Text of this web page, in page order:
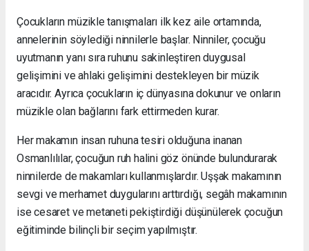
Çocukların müzikle tanışmaları ilk kez aile ortamında,
annelerinin söylediği ninnilerle başlar. Ninniler, çocuğu
uyutmanın yanı sıra ruhunu sakinleştiren duygusal
gelişimini ve ahlaki gelişimini destekleyen bir müzik
aracıdır. Ayrıca çocukların iç dünyasına dokunur ve onların
müzikle olan bağlarını fark ettirmeden kurar.
Her makamın insan ruhuna tesiri olduğuna inanan
Osmanlılılar, çocuğun ruh halini göz önünde bulundurarak
ninnilerde de makamları kullanmışlardır. Uşşak makamının
sevgi ve merhamet duygularını arttırdığı, segâh makamının
ise cesaret ve metaneti pekiştirdiği düşünülerek çocuğun
eğitiminde bilinçli bir seçim yapılmıştır.